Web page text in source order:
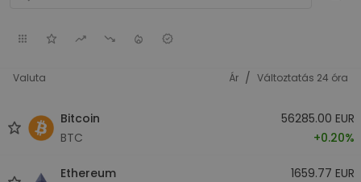
Valuta Ár / Változtatás 24 óra
Bitcoin
BTC
56285.00 EUR
+0.20%
Ethereum
1659.77 EUR